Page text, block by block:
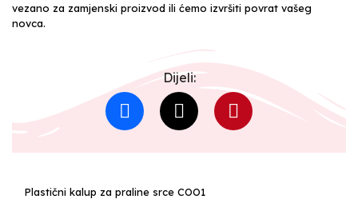
vezano za zamjenski proizvod ili ćemo izvršiti povrat vašeg
novca.
Dijeli:
Plastični kalup za praline srce COO1